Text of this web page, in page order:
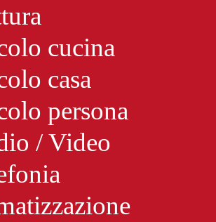
cucina
casa
persona
/ Video